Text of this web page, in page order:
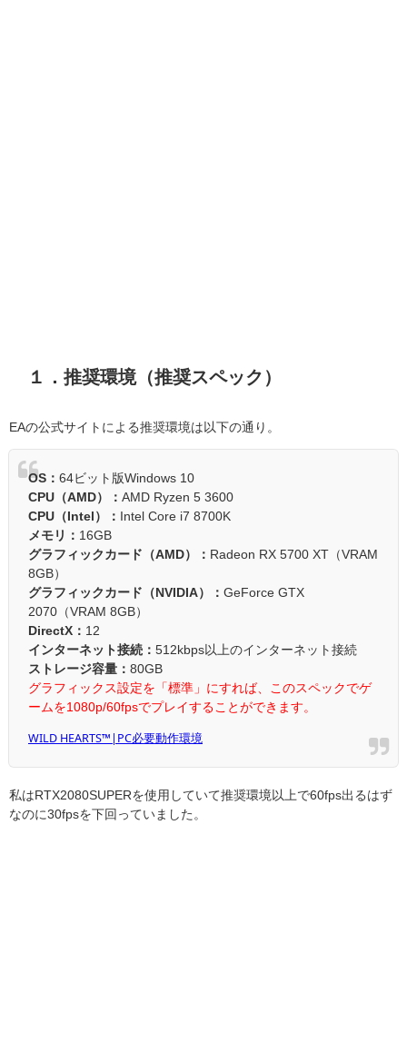
１．推奨環境（推奨スペック）
EAの公式サイトによる推奨環境は以下の通り。
OS： 64ビット版Windows 10
CPU（AMD）： AMD Ryzen 5 3600
CPU（Intel）： Intel Core i7 8700K
メモリ： 16GB
グラフィックカード（AMD）： Radeon RX 5700 XT（VRAM
8GB）
グラフィックカード（NVIDIA）： GeForce GTX
2070（VRAM 8GB）
DirectX： 12
インターネット接続： 512kbps以上のインターネット接続
ストレージ容量： 80GB
グラフィックス設定を「標準」にすれば、このスペックでゲ
ームを1080p/60fpsでプレイすることができます。
WILD HEARTS™|PC必要動作環境
私はRTX2080SUPERを使用していて推奨環境以上で60fps出るはず
なのに30fpsを下回っていました。